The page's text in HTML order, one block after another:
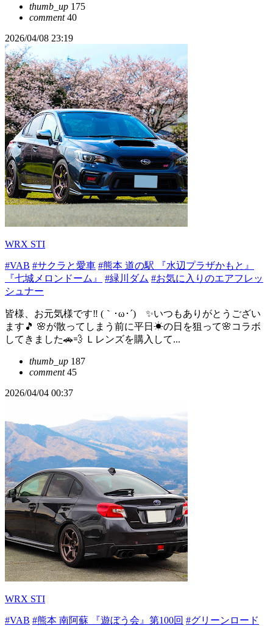
thumb_up 175
comment40
2026/04/08 23:19
WRX STI
#VAB #サクラと愛車 #熊本 道の駅 『水辺プラザかもと』
『七城メロンドーム』
#緑川ダム #お気に入りのエアフレッ
シュナー
皆様、お元気様です‼️ (｀･ω･´)ゞ✨いつもありがとうござい
ます🎵 🌸が散ってしまう前に平日☀の日を狙って🌸コラボ
してきました🚗💨 Ｌレンズを購入して...
thumb_up 187
comment45
2026/04/04 00:37
WRX STI
#VAB #熊本 南阿蘇 『遊ぼう会』第100回 #グリーンロード